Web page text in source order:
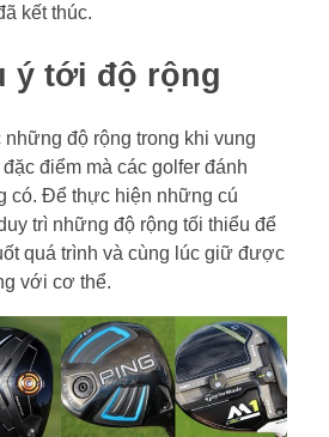
kết thúc.
ý tới độ rộng
độ rộng trong khi vung
điểm mà các golfer đánh
có. Để thực hiện những cú
trì những độ rộng tối thiểu để
quá trình và cùng lúc giữ được
với cơ thể.